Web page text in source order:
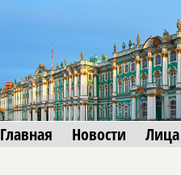
Главная Новости Лица